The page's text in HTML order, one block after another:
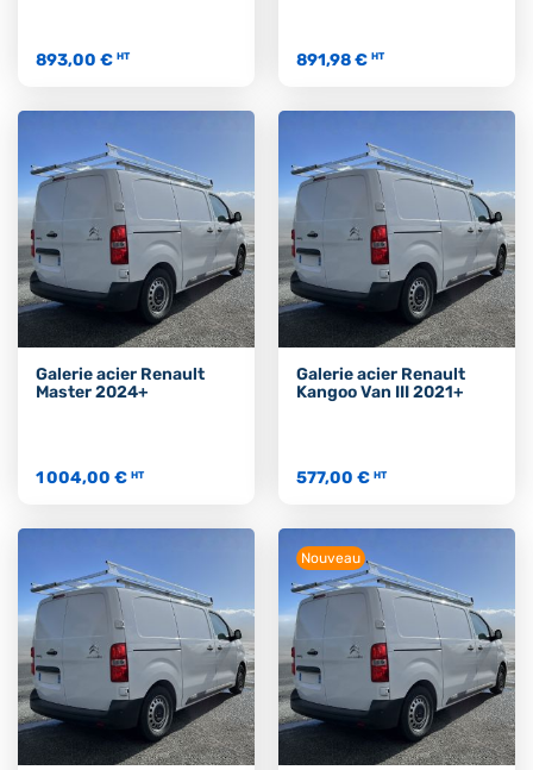
893,00 € HT 891,98 € HT
Galerie acier Renault
Master 2024+
1 004,00 € HT
Galerie acier Renault
Kangoo Van III 2021+
577,00 € HT
Nouveau